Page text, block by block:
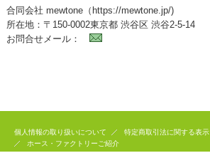
合同会社 mewtone（https://mewtone.jp/)
所在地：〒150-0002東京都 渋谷区 渋谷2-5-14
お問合せメール：
個人情報の取り扱いについて
特定商取引法に関する表示
ホース・ファクトリーご紹介